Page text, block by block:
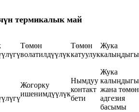
термикалык май
Төмөн
волатилдүүлүк
Төмөн
катуулук
Жука
калыңдыгы
Жогорку
ишенимдүүлүк
Нымдуу
контакт
бети
Жука
калыңдыгы
жана төмөн
адгезия
басымы